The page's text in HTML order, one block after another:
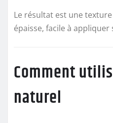
Le résultat est une
épaisse, facile à appliquer
Comment
naturel